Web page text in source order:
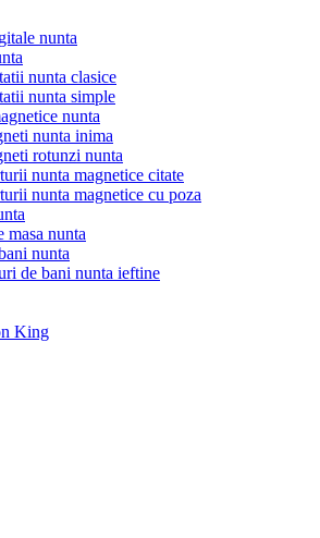
nunta
nunta clasice
nunta simple
nunta
nunta inima
rotunzi nunta
nunta magnetice citate
nunta magnetice cu poza
masa nunta
nunta
de bani nunta ieftine
King